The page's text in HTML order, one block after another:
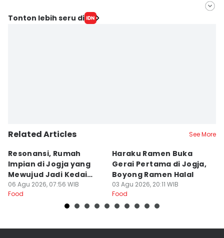
Editor
Tonton lebih seru di
Related Articles See More
Resonansi, Rumah
Impian di Jogja yang
Mewujud Jadi Kedai
Ramen dan Burger
06 Agu 2026, 07:56 WIB
Food
Haraku Ramen Buka
Gerai Pertama di Jogja,
Boyong Ramen Halal
03 Agu 2026, 20:11 WIB
Food